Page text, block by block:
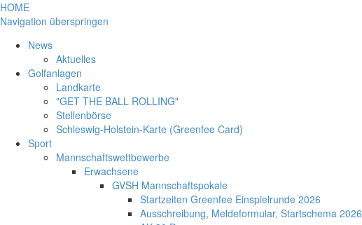
HOME
Navigation überspringen
News
Aktuelles
Golfanlagen
Landkarte
"GET THE BALL ROLLING"
Stellenbörse
Schleswig-Holstein-Karte (Greenfee Card)
Sport
Mannschaftswettbewerbe
Erwachsene
GVSH Mannschaftspokale
Startzeiten Greenfee Einspielrunde 2026
Ausschreibung, Meldeformular, Startschema 2026